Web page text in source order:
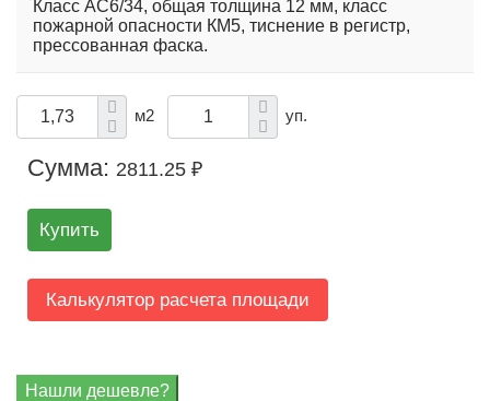
Класс AC6/34, общая толщина 12 мм, класс
пожарной опасности КМ5, тиснение в регистр,
прессованная фаска.
м2 уп.
Сумма: 2811.25 ₽
Купить
Калькулятор расчета площади